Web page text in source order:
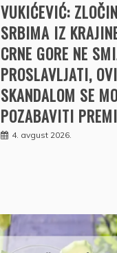
VUKIĆEVIĆ:
SRBIMA IZ
CRNE GORE NE
PROSLAVLJATI,
SKANDALOM SE
POZABAVITI
4. avgust 2026.